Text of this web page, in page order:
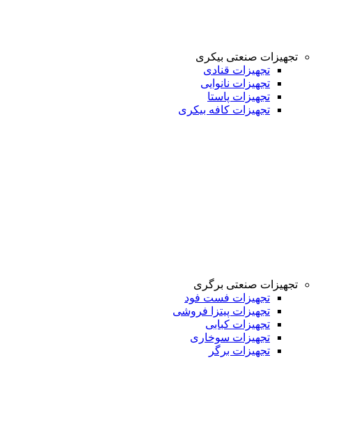
تجهیزات صنعتی بیکری
تجهیزات قنادی
تجهیزات نانوایی
تجهیزات پاستا
تجهیزات کافه بیکری
تجهیزات صنعتی برگری
تجهیزات فست فود
تجهیزات پیتزا فروشی
تجهیزات کبابی
تجهیزات سوخاری
تجهیزات برگر